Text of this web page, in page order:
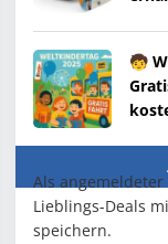
🧒
Als
Lieblings-Deals
speichern.